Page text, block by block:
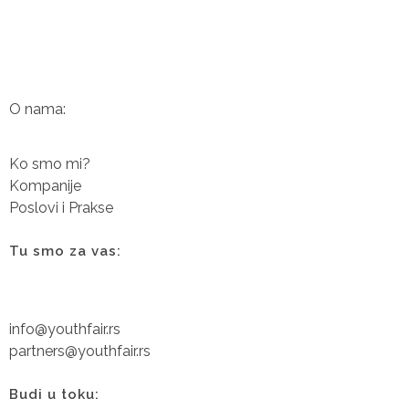
O nama:
Ko smo mi?
Kompanije
Poslovi i Prakse
Tu smo za vas:
info@youthfair.rs
partners@youthfair.rs
Budi u toku: